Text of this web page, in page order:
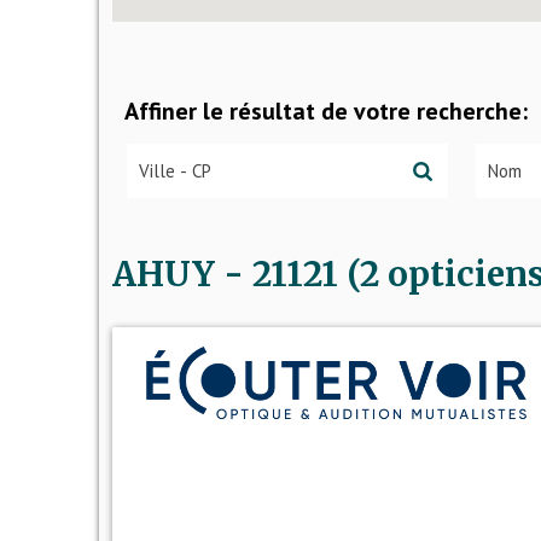
Affiner le résultat de votre recherche:
AHUY - 21121 (2